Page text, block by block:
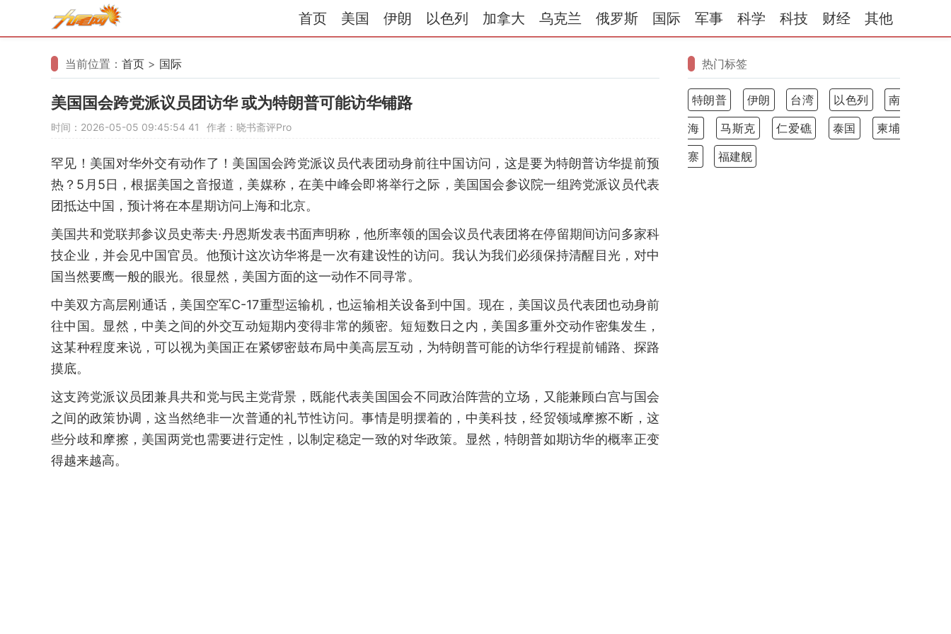
首页 美国 伊朗 以色列 加拿大 乌克兰 俄罗斯 国际 军事 科学 科技 财经 其他
当前位置： 首页 > 国际
美国国会跨党派议员团访华 或为特朗普可能访华铺路
时间：2026-05-05 09:45:54 41 作者：晓书斋评Pro
罕见！美国对华外交有动作了！美国国会跨党派议员代表团动身前往中国访问，这是要为特朗普访华提前预
热？5月5日，根据美国之音报道，美媒称，在美中峰会即将举行之际，美国国会参议院一组跨党派议员代表
团抵达中国，预计将在本星期访问上海和北京。
美国共和党联邦参议员史蒂夫·丹恩斯发表书面声明称，他所率领的国会议员代表团将在停留期间访问多家科
技企业，并会见中国官员。他预计这次访华将是一次有建设性的访问。我认为我们必须保持清醒目光，对中
国当然要鹰一般的眼光。很显然，美国方面的这一动作不同寻常。
中美双方高层刚通话，美国空军C-17重型运输机，也运输相关设备到中国。现在，美国议员代表团也动身前
往中国。显然，中美之间的外交互动短期内变得非常的频密。短短数日之内，美国多重外交动作密集发生，
这某种程度来说，可以视为美国正在紧锣密鼓布局中美高层互动，为特朗普可能的访华行程提前铺路、探路
摸底。
这支跨党派议员团兼具共和党与民主党背景，既能代表美国国会不同政治阵营的立场，又能兼顾白宫与国会
之间的政策协调，这当然绝非一次普通的礼节性访问。事情是明摆着的，中美科技，经贸领域摩擦不断，这
些分歧和摩擦，美国两党也需要进行定性，以制定稳定一致的对华政策。显然，特朗普如期访华的概率正变
得越来越高。
热门标签
特朗普 伊朗 台湾 以色列
南
海
马斯克 仁爱礁 泰国
柬埔
寨
福建舰